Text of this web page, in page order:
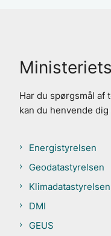
Har du spørgsmål af
kan du henvende
Energistyrelsen
Geodatastyrelsen
Klimadatastyrelsen
DMI
GEUS